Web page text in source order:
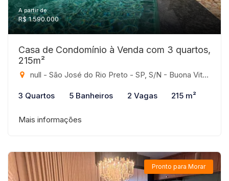
A partir de:
R$ 1.590.000
Casa de Condomínio à Venda com 3 quartos,
215m²
null - São José do Rio Preto - SP, S/N - Buona Vita, São José do Rio Preto-SP
3 Quartos 5 Banheiros 2 Vagas 215 m²
Mais informações
Pronto para Morar